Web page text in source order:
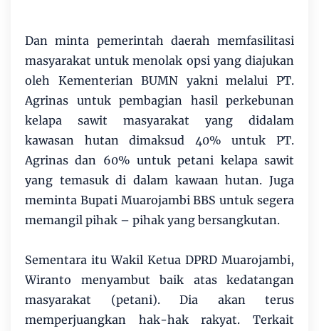
Dan minta pemerintah daerah memfasilitasi
masyarakat untuk menolak opsi yang diajukan
oleh Kementerian BUMN yakni melalui PT.
Agrinas untuk pembagian hasil perkebunan
kelapa sawit masyarakat yang didalam
kawasan hutan dimaksud 40% untuk PT.
Agrinas dan 60% untuk petani kelapa sawit
yang temasuk di dalam kawaan hutan. Juga
meminta Bupati Muarojambi BBS untuk segera
memangil pihak – pihak yang bersangkutan.
Sementara itu Wakil Ketua DPRD Muarojambi,
Wiranto menyambut baik atas kedatangan
masyarakat (petani). Dia akan terus
memperjuangkan hak-hak rakyat. Terkait